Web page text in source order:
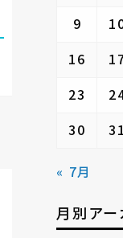
9
16
23
30
31
« 7月
月別ア